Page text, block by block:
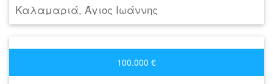
Καλαμαριά, Άγιος Ιωάννης
100.000 €